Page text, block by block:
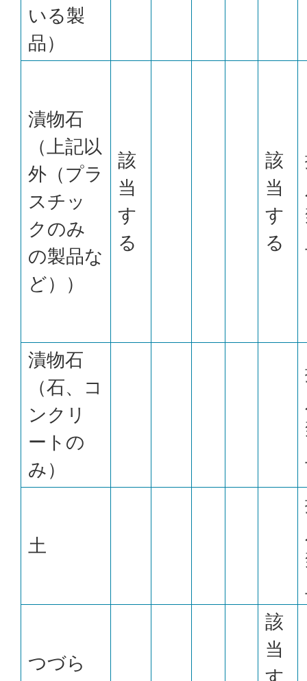
いる製
品）
漬物石
（上記以
外（プラ
スチッ
クのみ
の製品な
ど））
該
当
す
る
該
当
す
る
漬物石
（石、コ
ンクリ
ートの
み）
土
つづら
該
当